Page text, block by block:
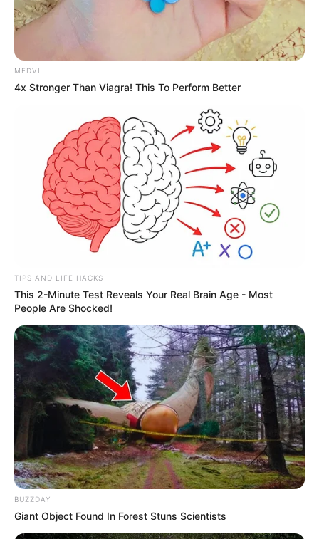
MEDVI
4x Stronger Than Viagra! This To Perform Better
TIPS AND LIFE HACKS
This 2-Minute Test Reveals Your Real Brain Age - Most
People Are Shocked!
BUZZDAY
Giant Object Found In Forest Stuns Scientists